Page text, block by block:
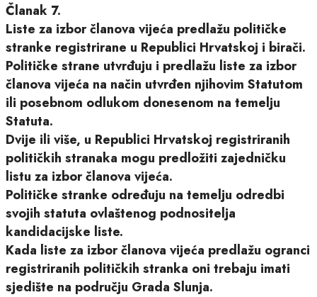
Članak 7.
Liste za izbor članova vijeća predlažu političke
stranke registrirane u Republici Hrvatskoj i birači.
Političke strane utvrđuju i predlažu liste za izbor
članova vijeća na način utvrđen njihovim Statutom
ili posebnom odlukom donesenom na temelju
Statuta.
Dvije ili više, u Republici Hrvatskoj registriranih
političkih stranaka mogu predložiti zajedničku
listu za izbor članova vijeća.
Političke stranke određuju na temelju odredbi
svojih statuta ovlaštenog podnositelja
kandidacijske liste.
Kada liste za izbor članova vijeća predlažu ogranci
registriranih političkih stranka oni trebaju imati
sjedište na području Grada Slunja.